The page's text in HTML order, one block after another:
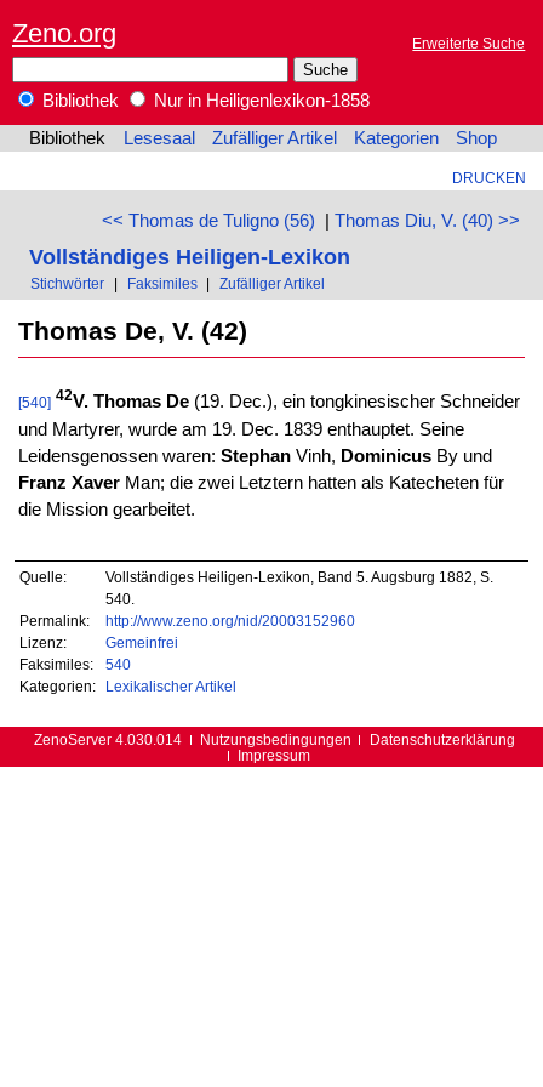
Zeno.org Erweiterte Suche
Bibliothek
Nur in Heiligenlexikon-1858
Bibliothek
Lesesaal Zufälliger Artikel Kategorien Shop
DRUCKEN
<< Thomas de Tuligno (56) | Thomas Diu, V. (40) >>
Vollständiges Heiligen-Lexikon
Stichwörter | Faksimiles | Zufälliger Artikel
Thomas De, V. (42)
[540] 42V. Thomas De(19. Dec.), ein tongkinesischer Schneider
und Martyrer, wurde am 19. Dec. 1839 enthauptet. Seine
Leidensgenossen waren: StephanVinh, DominicusBy und
Franz XaverMan; die zwei Letztern hatten als Katecheten für
die Mission gearbeitet.
Quelle:
Vollständiges Heiligen-Lexikon, Band 5. Augsburg 1882, S.
540.
Permalink:
http://www.zeno.org/nid/20003152960
Lizenz:
Gemeinfrei
Faksimiles:
540
Kategorien:
Lexikalischer Artikel
ZenoServer 4.030.014 Nutzungsbedingungen
Datenschutzerklärung
Impressum